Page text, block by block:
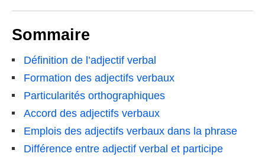
Sommaire
Définition de l’adjectif verbal
Formation des adjectifs verbaux
Particularités orthographiques
Accord des adjectifs verbaux
Emplois des adjectifs verbaux dans la phrase
Différence entre adjectif verbal et participe